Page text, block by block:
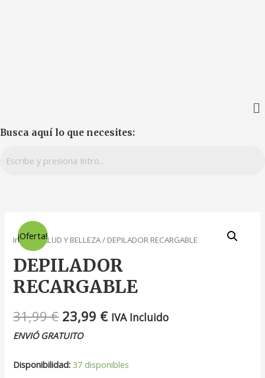
Busca aquí lo que necesites:
¡Oferta!
Inicio/SALUD Y BELLEZA/ DEPILADOR RECARGABLE
DEPILADOR
RECARGABLE
31,99€ 23,99 € IVA Incluido
ENVIÓ GRATUITO
Disponibilidad: 37 disponibles